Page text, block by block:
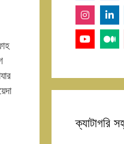
ক্যাটাগরি